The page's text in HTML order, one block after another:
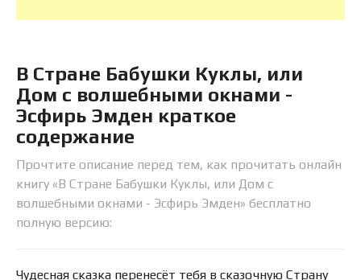
В Стране Бабушки Куклы, или
Дом с волшебными окнами -
Эсфирь Эмден краткое
содержание
Прочтите описание перед тем, как прочитать онлайн
книгу «В Стране Бабушки Куклы, или Дом с
волшебными окнами - Эсфирь Эмден» бесплатно
полную версию:
Чудесная сказка перенесёт тебя в сказочную Страну